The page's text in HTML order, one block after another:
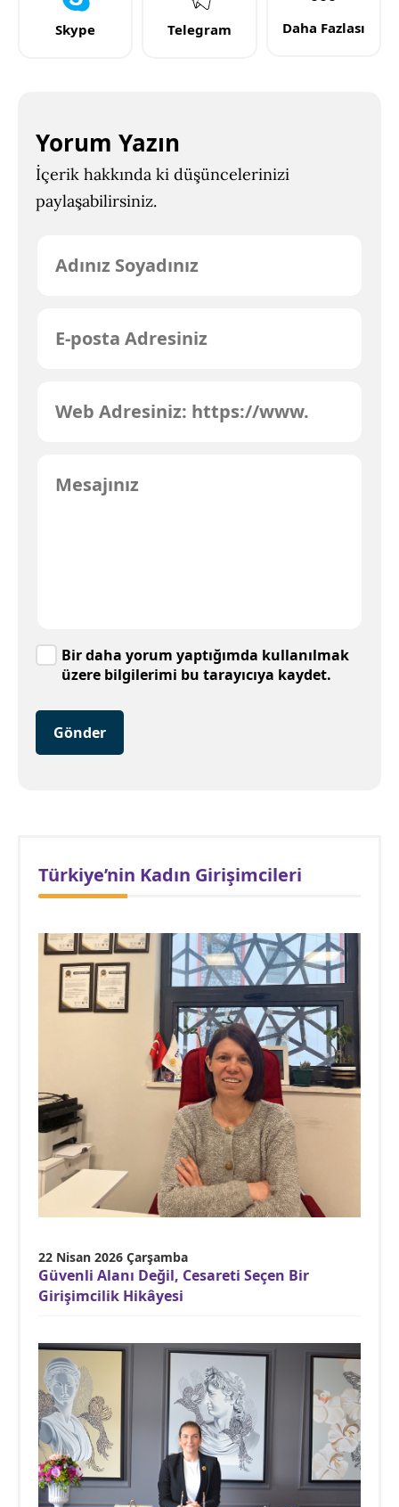
Skype Telegram Daha Fazlası
Yorum Yazın
İçerik hakkında ki düşüncelerinizi
paylaşabilirsiniz.
Bir daha yorum yaptığımda kullanılmak
üzere bilgilerimi bu tarayıcıya kaydet.
Gönder
Türkiye’nin Kadın Girişimcileri
22 Nisan 2026 Çarşamba
Güvenli Alanı Değil, Cesareti Seçen Bir
Girişimcilik Hikâyesi